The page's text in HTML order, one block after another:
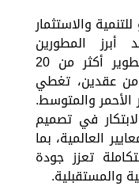
والاستثمار
أبرز المطورين
العقاريين في مصر من خلال تطوير أكثر من 20
من عقدين، تغطي
والمتوسط.
في تصميم
العالمية، بما
تعزز جودة
والمستقبلية.